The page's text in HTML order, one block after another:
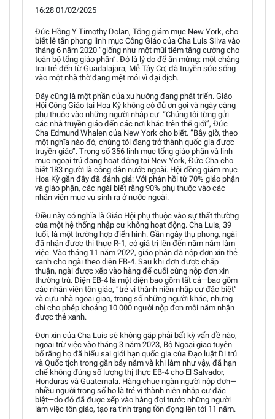
16:28 01/02/2025
Đức Hồng Y Timothy Dolan, Tổng giám mục New York, cho
biết lễ tấn phong linh mục Công Giáo của Cha Luis Silva vào
tháng 6 năm 2020 “giống như một mũi tiêm tăng cường cho
toàn bộ tổng giáo phận”. Đó là lý do để ăn mừng: một chàng
trai trẻ đến từ Guadalajara, Mễ Tây Cơ, đã truyền sức sống
vào một nhà thờ đang mệt mỏi vì đại dịch.
Đây cũng là một phần của xu hướng đang phát triển. Giáo
Hội Công Giáo tại Hoa Kỳ không có đủ ơn gọi và ngày càng
phụ thuộc vào những người nhập cư. “Chúng tôi từng gửi
các nhà truyền giáo đến các nơi khác trên thế giới”, Đức
Cha Edmund Whalen của New York cho biết. “Bây giờ, theo
một nghĩa nào đó, chúng tôi đang trở thành quốc gia được
truyền giáo”. Trong số 356 linh mục tổng giáo phận và linh
mục ngoại trú đang hoạt động tại New York, Đức Cha cho
biết 183 người là công dân nước ngoài. Hội đồng giám mục
Hoa Kỳ gần đây đã đánh giá: Với phản hồi từ 70% giáo phận
và giáo phận, các ngài biết rằng 90% phụ thuộc vào các
nhân viên mục vụ sinh ra ở nước ngoài.
Điều này có nghĩa là Giáo Hội phụ thuộc vào sự thất thường
của một hệ thống nhập cư không hoạt động. Cha Luis, 39
tuổi, là một trường hợp điển hình. Gần ngày thụ phong, ngài
đã nhận được thị thực R-1, có giá trị lên đến năm năm làm
việc. Vào tháng 11 năm 2022, giáo phận đã nộp đơn xin thẻ
xanh cho ngài theo diện EB-4. Sau khi đơn được chấp
thuận, ngài được xếp vào hàng để cuối cùng nộp đơn xin
thường trú. Diện EB-4 là một diện bao gồm tất cả—bao gồm
các nhân viên tôn giáo, “trẻ vị thành niên nhập cư đặc biệt”
và cựu nhà ngoại giao, trong số những người khác, nhưng
chỉ cho phép khoảng 10.000 người nộp đơn mỗi năm nhận
được thẻ xanh.
Đơn xin của Cha Luis sẽ không gặp phải bất kỳ vấn đề nào,
ngoại trừ việc vào tháng 3 năm 2023, Bộ Ngoại giao tuyên
bố rằng họ đã hiểu sai giới hạn quốc gia của Đạo luật Di trú
và Quốc tịch trong gần bảy năm và khi làm như vậy, đã hạn
chế không đúng số lượng thị thực EB-4 cho El Salvador,
Honduras và Guatemala. Hàng chục ngàn người nộp đơn—
nhiều người trong số họ là trẻ vị thành niên nhập cư đặc
biệt—do đó đã được xếp vào hàng đợi trước những người
làm việc tôn giáo, tạo ra tình trạng tồn đọng lên tới 11 năm.